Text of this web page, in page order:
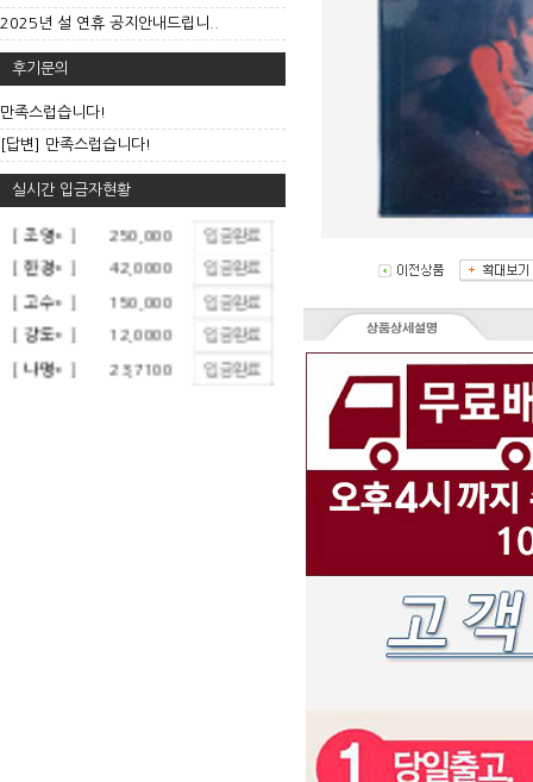
2025년 설 연휴 공지안내드립니..
후기문의
만족스럽습니다!
[답변] 만족스럽습니다!
실시간 입금자현황